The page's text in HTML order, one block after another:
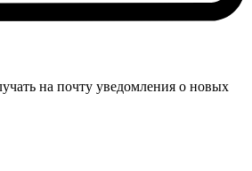
на почту уведомления о новых